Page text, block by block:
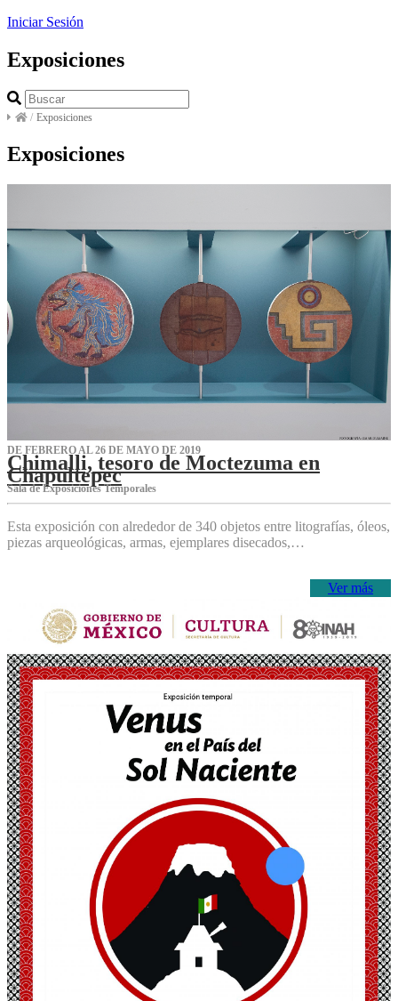
Iniciar Sesión
Exposiciones
/ Exposiciones
Exposiciones
DE FEBRERO AL 26 DE MAYO DE 2019
Chimalli, tesoro de Moctezuma en
Chapultepec
Sala de Exposiciones Temporales
Esta exposición con alrededor de 340 objetos entre litografías, óleos,
piezas arqueológicas, armas, ejemplares disecados,…
Ver más